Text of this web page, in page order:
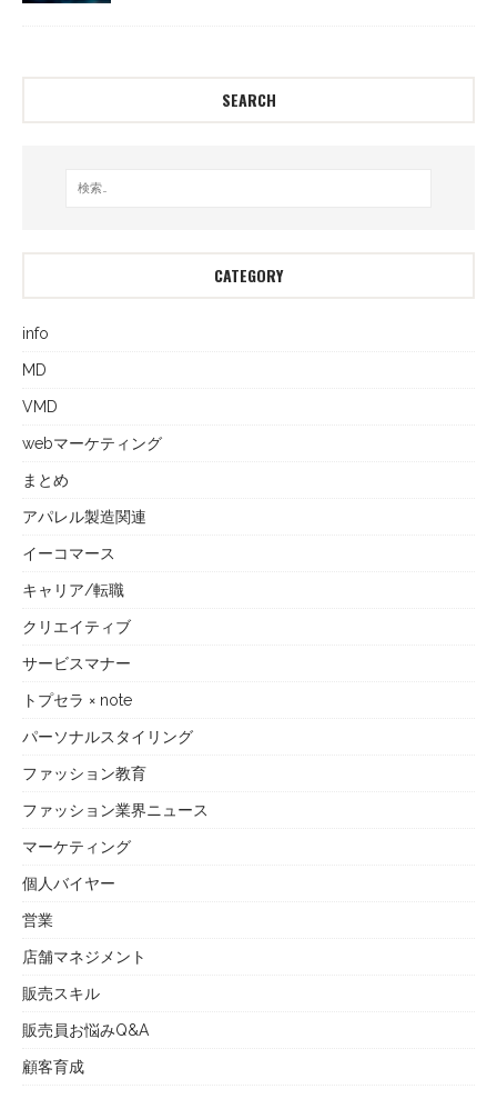
SEARCH
CATEGORY
info
MD
VMD
webマーケティング
まとめ
アパレル製造関連
イーコマース
キャリア/転職
クリエイティブ
サービスマナー
トプセラ × note
パーソナルスタイリング
ファッション教育
ファッション業界ニュース
マーケティング
個人バイヤー
営業
店舗マネジメント
販売スキル
販売員お悩みQ&A
顧客育成